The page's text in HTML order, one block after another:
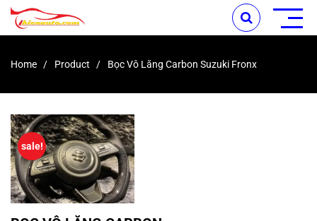
Home Product Bọc Vô Lăng Carbon Suzuki Fronx
sale!